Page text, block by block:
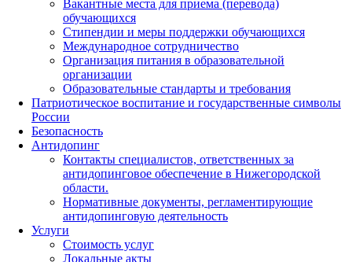
Вакантные места для приема (перевода)
обучающихся
Стипендии и меры поддержки обучающихся
Международное сотрудничество
Организация питания в образовательной
организации
Образовательные стандарты и требования
Патриотическое воспитание и государственные символы
России
Безопасность
Антидопинг
Контакты специалистов, ответственных за
антидопинговое обеспечение в Нижегородской
области.
Нормативные документы, регламентирующие
антидопинговую деятельность
Услуги
Стоимость услуг
Локальные акты